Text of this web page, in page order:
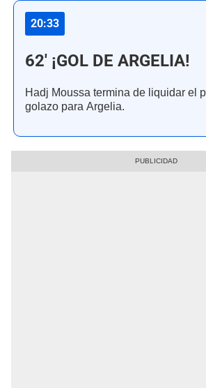
20:33
62' ¡GOL DE ARGELIA!
Hadj Moussa termina de liquidar el
golazo para Argelia.